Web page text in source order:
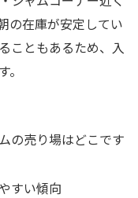
の在庫が安定してい
こともあるため、入
の売り場はどこです
すい傾向